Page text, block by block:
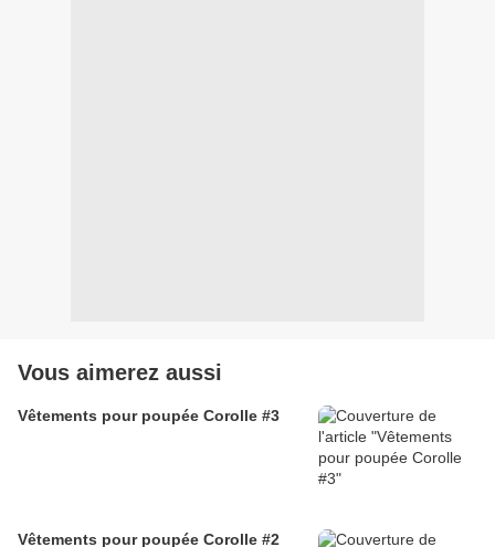
Vous aimerez aussi
Vêtements pour poupée Corolle #3
Vêtements pour poupée Corolle #2